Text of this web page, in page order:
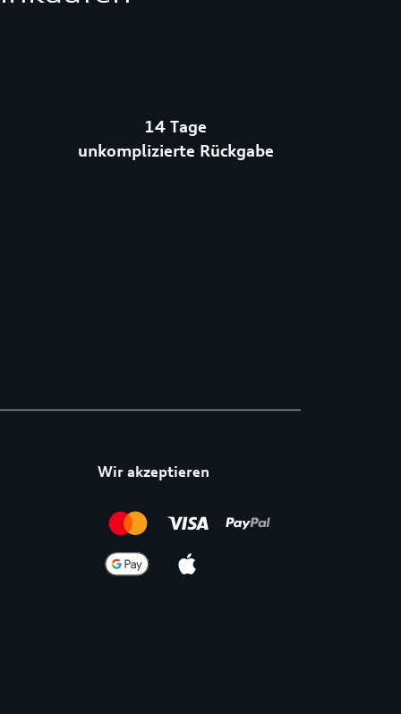
14 Tage
unkomplizierte Rückgabe
Wir akzeptieren